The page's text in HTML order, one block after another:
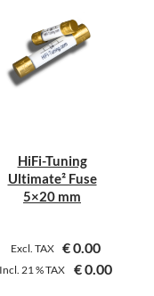
Varianten
auf.
Die
Produktseite
gewählt
HiFi-Tuning
Ultimate² Fuse
5×20 mm
Excl. TAX €0.00
Incl. 21 %TAX €0.00